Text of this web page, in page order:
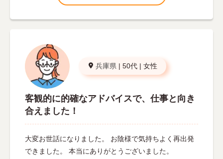
兵庫県 | 50代 | 女性
客観的に的確なアドバイスで、仕事と向き
合えました！
大変お世話になりました。 お陰様で気持ちよく再出発
できました。 本当にありがとうございました。